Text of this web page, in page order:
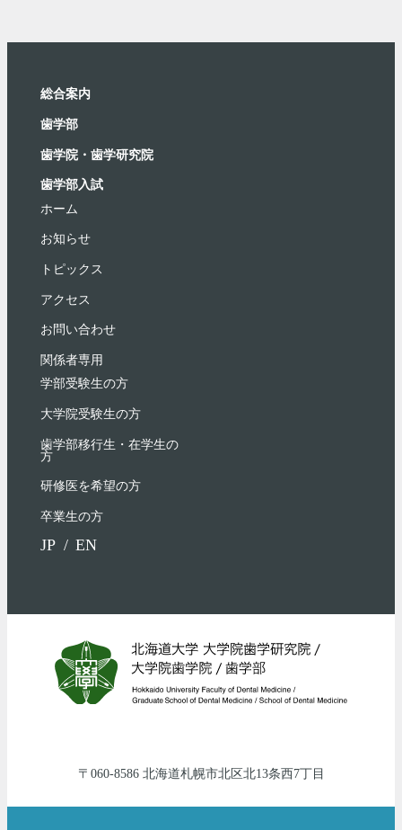
総合案内
⻭学部
歯学院・⻭学研究院
歯学部入試
ホーム
お知らせ
トピックス
アクセス
お問い合わせ
関係者専用
学部受験⽣の⽅
大学院受験生の方
歯学部移行生・在学⽣の
⽅
研修医を希望の方
卒業生の方
JP EN
060-8586 北海道札幌市北区北13条西7丁目